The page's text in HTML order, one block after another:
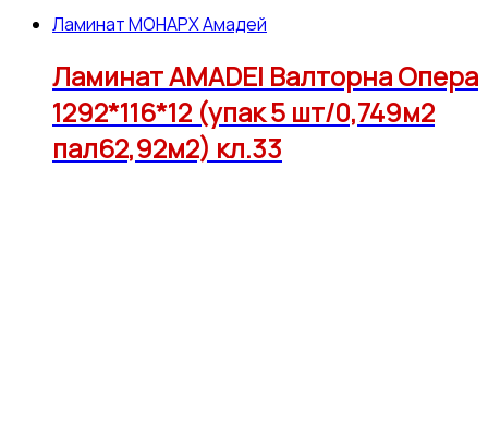
Ламинат МОНАРХ Амадей
Ламинат AMADEI Валторна Опера
1292*116*12 (упак 5 шт/0,749м2
пал62,92м2) кл.33